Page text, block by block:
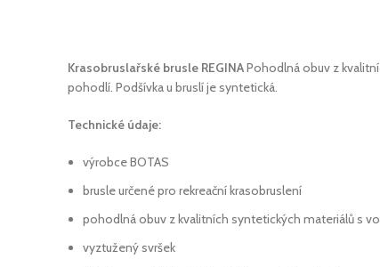
Krasobruslařské brusle REGINAPohodlná obuv z
pohodlí. Podšívka u bruslí je syntetická.
Technické údaje:
výrobce BOTAS
brusle určené pro rekreační krasobruslení
pohodlná obuv z kvalitních syntetických materiálů s
vyztužený svršek